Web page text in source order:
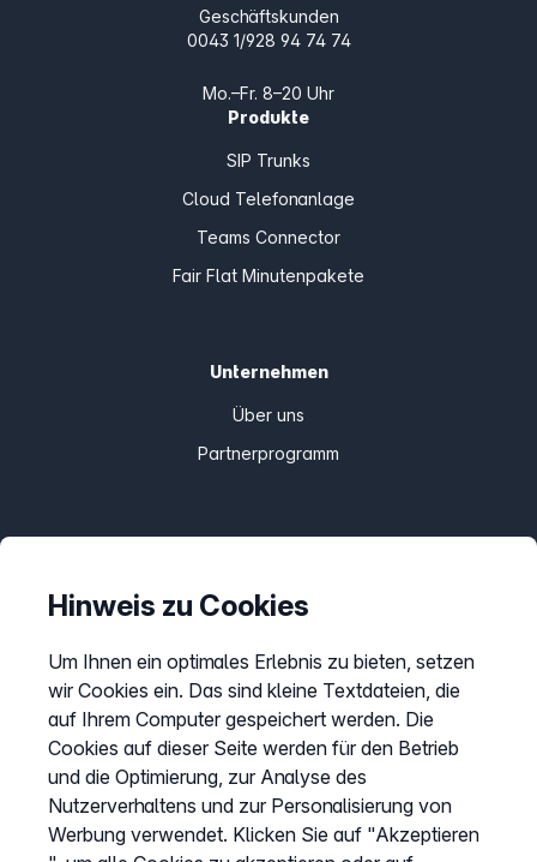
Geschäftskunden
0043 1/928 94 74 74
Mo.–Fr. 8–20 Uhr
Produkte
SIP Trunks
Cloud Telefonanlage
Teams Connector
Fair Flat Minutenpakete
Unternehmen
Über uns
Partnerprogramm
Preise
AGB
Datenschutz
Impressum
Cookies anpassen
Hinweis zu Cookies
Um Ihnen ein optimales Erlebnis zu bieten, setzen
wir Cookies ein. Das sind kleine Textdateien, die
auf Ihrem Computer gespeichert werden. Die
Cookies auf dieser Seite werden für den Betrieb
und die Optimierung, zur Analyse des
Nutzerverhaltens und zur Personalisierung von
Werbung verwendet. Klicken Sie auf "Akzeptieren